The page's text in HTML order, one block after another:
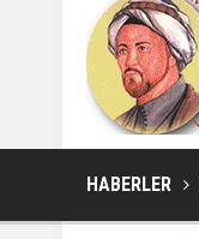
HABERLER